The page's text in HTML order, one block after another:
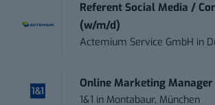
Referent Social Media /
(w/m/d)
Actemium Service GmbH in
Online Marketing
1&1 in Montabaur, München